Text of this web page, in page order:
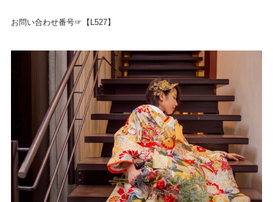
お問い合わせ番号☞【L527】